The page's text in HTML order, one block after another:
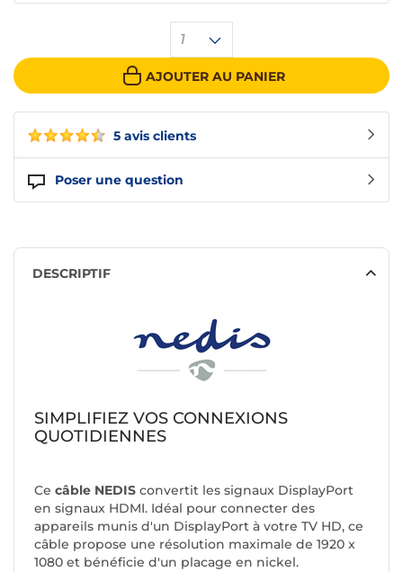
5 avis clients
Poser une question
1
AJOUTER AU PANIER
DESCRIPTIF
SIMPLIFIEZ VOS CONNEXIONS
QUOTIDIENNES
Ce câble NEDIS convertit les signaux DisplayPort
en signaux HDMI. Idéal pour connecter des
appareils munis d'un DisplayPort à votre TV HD, ce
câble propose une résolution maximale de 1920 x
1080 et bénéficie d'un placage en nickel.